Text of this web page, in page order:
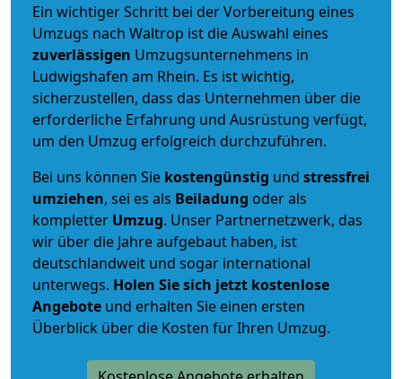
Ein wichtiger Schritt bei der Vorbereitung eines
Umzugs nach Waltrop ist die Auswahl eines
zuverlässigen Umzugsunternehmens in
Ludwigshafen am Rhein. Es ist wichtig,
sicherzustellen, dass das Unternehmen über die
erforderliche Erfahrung und Ausrüstung verfügt,
um den Umzug erfolgreich durchzuführen.
Bei uns können Sie kostengünstig und stressfrei
umziehen, sei es als Beiladung oder als
kompletter Umzug. Unser Partnernetzwerk, das
wir über die Jahre aufgebaut haben, ist
deutschlandweit und sogar international
unterwegs. Holen Sie sich jetzt kostenlose
Angebote und erhalten Sie einen ersten
Überblick über die Kosten für Ihren Umzug.